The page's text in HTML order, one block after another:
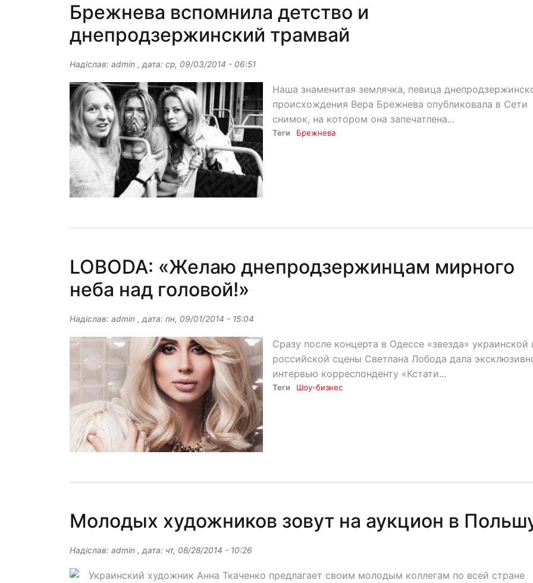
Брежнева вспомнила детство и
днепродзержинский трамвай
Надіслав: admin , дата: ср, 09/03/2014 - 06:51
Наша знаменитая землячка, певица
происхождения Вера Брежнева опубликовала в Сети
снимок, на котором она запечатлена...
Теги Брежнева
LOBODA: «Желаю днепродзержинцам мирного
неба над головой!»
Надіслав: admin , дата: пн, 09/01/2014 - 15:04
Сразу после концерта в Одессе «звезда» украинской
российской сцены Светлана Лобода дала
интервью корреспонденту «Кстати...
Теги Шоу-бизнес
Молодых художников зовут на аукцион в
Надіслав: admin , дата: чт, 08/28/2014 - 10:26
Украинский художник Анна Ткаченко предлагает своим молодым коллегам по всей стране